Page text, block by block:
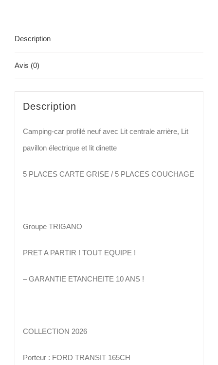
Description
Avis (0)
Description
Camping-car profilé neuf avec Lit centrale arrière, Lit
pavillon électrique et lit dinette
5 PLACES CARTE GRISE / 5 PLACES COUCHAGE
Groupe TRIGANO
PRET A PARTIR ! TOUT EQUIPE !
– GARANTIE ETANCHEITE 10 ANS !
COLLECTION 2026
Porteur : FORD TRANSIT 165CH